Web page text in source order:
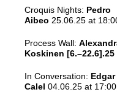
Croquis Nights: Pedro
Aibeo 25.06.25 at
Process Wall:
Koskinen [6.–22.6].25
In Conversation: Edgar
Calel 04.06.25 at 17:00